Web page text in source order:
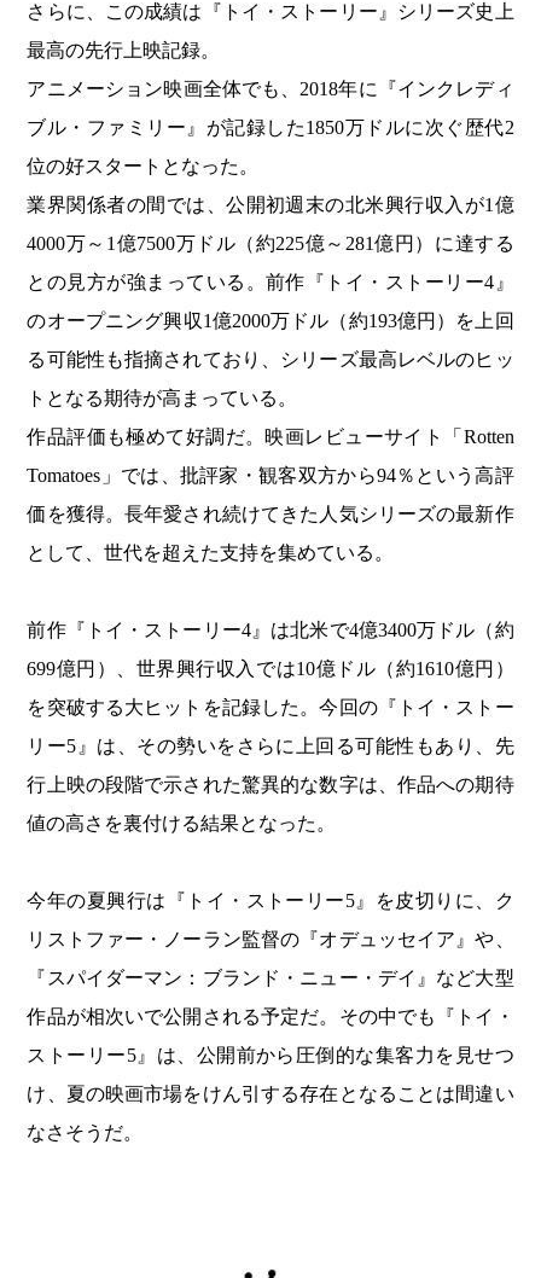
さらに、この成績は『トイ・ストーリー』シリーズ史上
最高の先行上映記録。
アニメーション映画全体でも、2018年に『インクレディ
ブル・ファミリー』が記録した1850万ドルに次ぐ歴代2
位の好スタートとなった。
業界関係者の間では、公開初週末の北米興行収入が1億
4000万～1億7500万ドル（約225億～281億円）に達する
との見方が強まっている。前作『トイ・ストーリー4』
のオープニング興収1億2000万ドル（約193億円）を上回
る可能性も指摘されており、シリーズ最高レベルのヒッ
トとなる期待が高まっている。
作品評価も極めて好調だ。映画レビューサイト「Rotten
Tomatoes」では、批評家・観客双方から94％という高評
価を獲得。長年愛され続けてきた人気シリーズの最新作
として、世代を超えた支持を集めている。
前作『トイ・ストーリー4』は北米で4億3400万ドル（約
699億円）、世界興行収入では10億ドル（約1610億円）
を突破する大ヒットを記録した。今回の『トイ・ストー
リー5』は、その勢いをさらに上回る可能性もあり、先
行上映の段階で示された驚異的な数字は、作品への期待
値の高さを裏付ける結果となった。
今年の夏興行は『トイ・ストーリー5』を皮切りに、ク
リストファー・ノーラン監督の『オデュッセイア』や、
『スパイダーマン：ブランド・ニュー・デイ』など大型
作品が相次いで公開される予定だ。その中でも『トイ・
ストーリー5』は、公開前から圧倒的な集客力を見せつ
け、夏の映画市場をけん引する存在となることは間違い
なさそうだ。